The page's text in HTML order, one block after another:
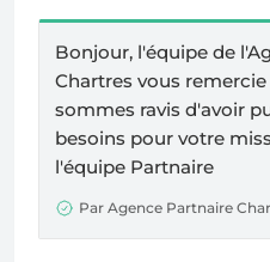
Bonjour, l'équipe de l'
Chartres vous
sommes ravis d'avoir
besoins pour votre
l'équipe Partnaire
Par Agence Partnaire